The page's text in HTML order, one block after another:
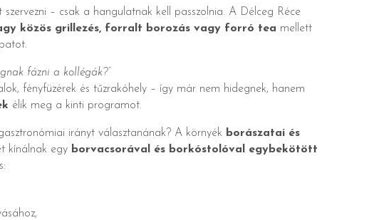
szervezni – csak a hangulatnak kell passzolnia. A Délceg Réce
közös grillezés, forralt borozás vagy forró tea mellett
fázni a kollégák?”
fényfüzérek és tűzrakóhely – így már nem hidegnek, hanem
élik meg a kinti programot.
irányt választanának? A környék borászatai és
kínálnak egy borvacsorával és borkóstolóval egybekötött